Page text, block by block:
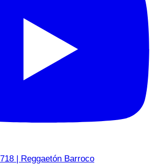
| Reggaetón Barroco